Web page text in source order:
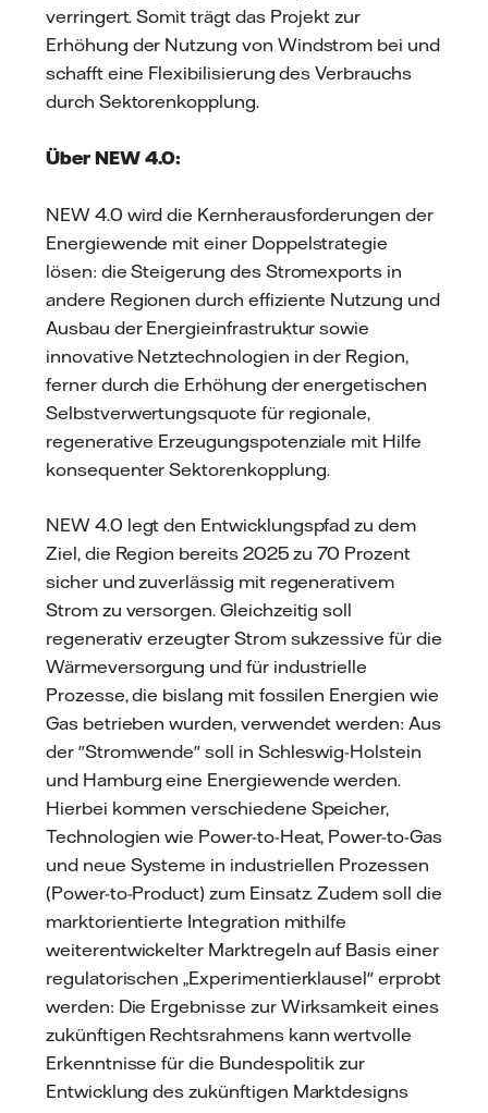
verringert. Somit trägt das Projekt zur
Erhöhung der Nutzung von Windstrom bei und
schafft eine Flexibilisierung des Verbrauchs
durch Sektorenkopplung.
Über NEW 4.0:
NEW 4.0 wird die Kernherausforderungen der
Energiewende mit einer Doppelstrategie
lösen: die Steigerung des Stromexports in
andere Regionen durch effiziente Nutzung und
Ausbau der Energieinfrastruktur sowie
innovative Netztechnologien in der Region,
ferner durch die Erhöhung der energetischen
Selbstverwertungsquote für regionale,
regenerative Erzeugungspotenziale mit Hilfe
konsequenter Sektorenkopplung.
NEW 4.0 legt den Entwicklungspfad zu dem
Ziel, die Region bereits 2025 zu 70 Prozent
sicher und zuverlässig mit regenerativem
Strom zu versorgen. Gleichzeitig soll
regenerativ erzeugter Strom sukzessive für die
Wärmeversorgung und für industrielle
Prozesse, die bislang mit fossilen Energien wie
Gas betrieben wurden, verwendet werden: Aus
der "Stromwende" soll in Schleswig-Holstein
und Hamburg eine Energiewende werden.
Hierbei kommen verschiedene Speicher,
Technologien wie Power-to-Heat, Power-to-Gas
und neue Systeme in industriellen Prozessen
(Power-to-Product) zum Einsatz. Zudem soll die
marktorientierte Integration mithilfe
weiterentwickelter Marktregeln auf Basis einer
regulatorischen „Experimentierklausel" erprobt
werden: Die Ergebnisse zur Wirksamkeit eines
zukünftigen Rechtsrahmens kann wertvolle
Erkenntnisse für die Bundespolitik zur
Entwicklung des zukünftigen Marktdesigns